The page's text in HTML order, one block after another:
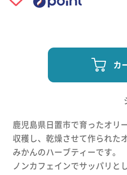
カ
鹿児島県日置市で育ったオリ
収穫し、乾燥させて作られた
みかんのハーブティーです。
ノンカフェインでサッパリと